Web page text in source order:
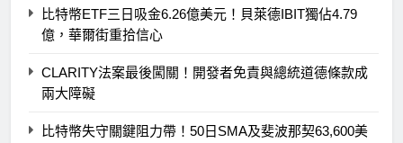
比特幣ETF三日吸金6.26億美元！貝萊德IBIT獨佔4.79
億，華爾街重拾信心
CLARITY法案最後闖關！開發者免責與總統道德條款成
兩大障礙
比特幣失守關鍵阻力帶！50日SMA及斐波那契63,600美